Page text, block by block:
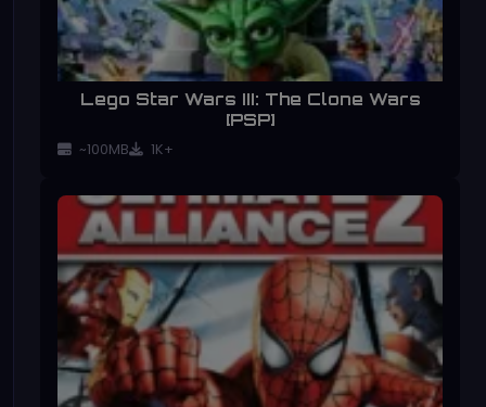
Lego Star Wars III: The Clone Wars
[PSP]
~100MB 1K+